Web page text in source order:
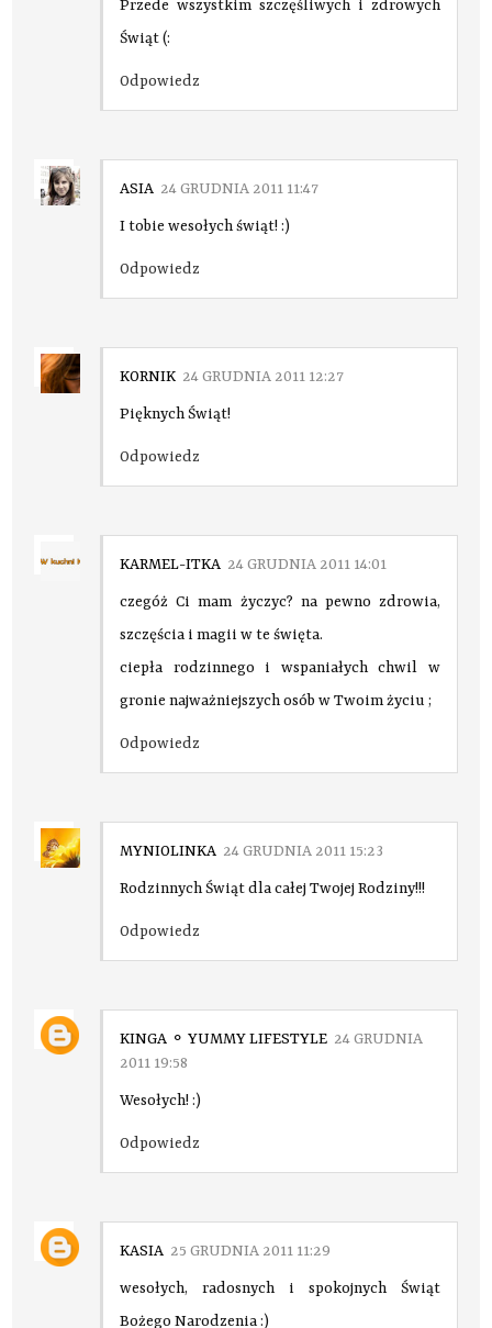
Przede wszystkim szczęśliwych i zdrowych
Świąt (:
Odpowiedz
ASIA 24 GRUDNIA 2011 11:47
I tobie wesołych świąt! :)
Odpowiedz
KORNIK 24 GRUDNIA 2011 12:27
Pięknych Świąt!
Odpowiedz
KARMEL-ITKA 24 GRUDNIA 2011 14:01
czegóż Ci mam życzyc? na pewno zdrowia,
szczęścia i magii w te święta.
ciepła rodzinnego i wspaniałych chwil w
gronie najważniejszych osób w Twoim życiu ;
Odpowiedz
MYNIOLINKA 24 GRUDNIA 2011 15:23
Rodzinnych Świąt dla całej Twojej Rodziny!!!
Odpowiedz
KINGA ⚬ YUMMY LIFESTYLE 24 GRUDNIA
2011 19:58
Wesołych! :)
Odpowiedz
KASIA 25 GRUDNIA 2011 11:29
wesołych, radosnych i spokojnych Świąt
Bożego Narodzenia :)